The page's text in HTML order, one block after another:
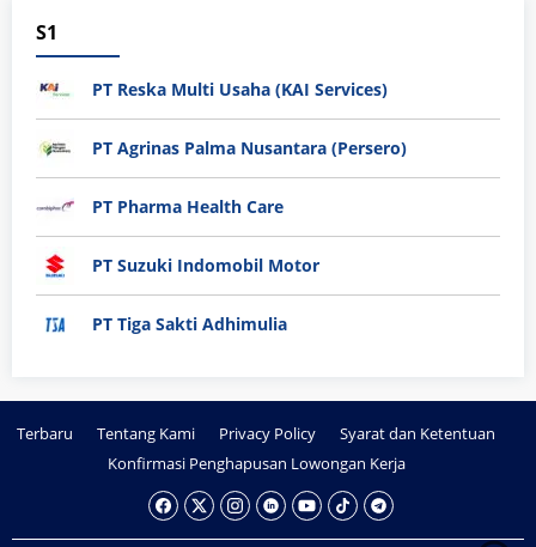
S1
PT Reska Multi Usaha (KAI Services)
PT Agrinas Palma Nusantara (Persero)
PT Pharma Health Care
PT Suzuki Indomobil Motor
PT Tiga Sakti Adhimulia
Terbaru Tentang Kami Privacy Policy
Syarat dan Ketentuan
Konfirmasi Penghapusan Lowongan Kerja